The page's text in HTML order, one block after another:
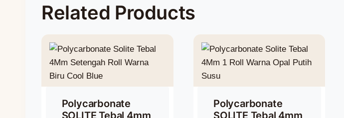
Related Products
Polycarbonate
SOLITE Tebal 4mm
Polycarbonate
SOLITE Tebal 4mm